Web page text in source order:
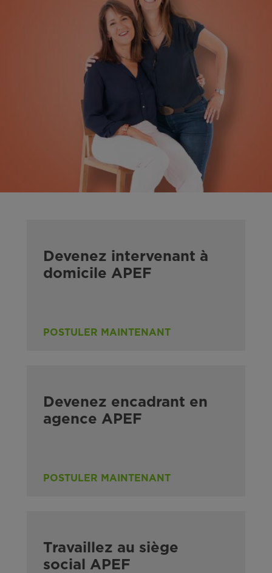
Devenez intervenant à
domicile APEF
POSTULER MAINTENANT
Devenez encadrant en
agence APEF
POSTULER MAINTENANT
Travaillez au siège
social APEF